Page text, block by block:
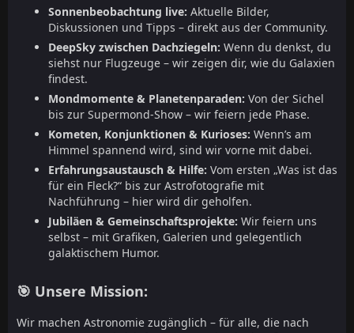
Sonnenbeobachtung live: Aktuelle Bilder,
Diskussionen und Tipps – direkt aus der Community.
DeepSky zwischen Dachziegeln: Wenn du denkst, du
siehst nur Flugzeuge – wir zeigen dir, wie du Galaxien
findest.
Mondmomente & Planetenparaden: Von der Sichel
bis zur Supermond-Show – wir feiern jede Phase.
Kometen, Konjunktionen & Kurioses: Wenn’s am
Himmel spannend wird, sind wir vorne mit dabei.
Erfahrungsaustausch & Hilfe: Vom ersten „Was ist das
für ein Fleck?“ bis zur Astrofotografie mit
Nachführung – hier wird dir geholfen.
Jubiläen & Gemeinschaftsprojekte: Wir feiern uns
selbst – mit Grafiken, Galerien und gelegentlich
galaktischem Humor.
🎯 Unsere Mission:
Wir machen Astronomie zugänglich – für alle, die nach